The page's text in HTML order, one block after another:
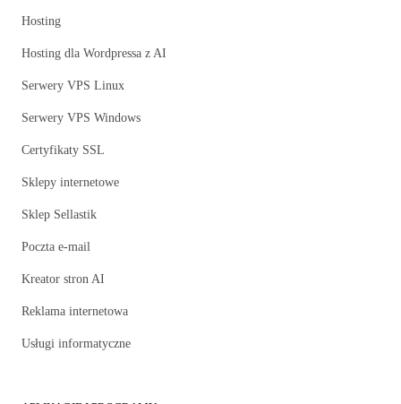
Hosting
Hosting dla Wordpressa z AI
Serwery VPS Linux
Serwery VPS Windows
Certyfikaty SSL
Sklepy internetowe
Sklep Sellastik
Poczta e-mail
Kreator stron AI
Reklama internetowa
Usługi informatyczne